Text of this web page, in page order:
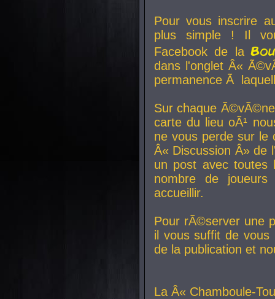
Pour vous inscrire
plus simple ! Il
Facebook de la
dans l'onglet Â«
permanence Ã
Sur chaque
carte du lieu oÃ¹
ne vous perde sur le
Â« Discussion Â» de
un post avec toutes
nombre de
accueillir.
Pour rÃ©server une
il vous suffit de vous
de la publication et
La Â« Chamboule-